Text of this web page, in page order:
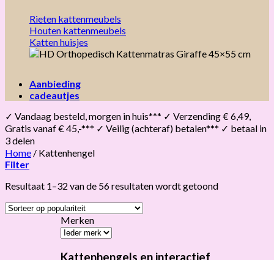
Rieten kattenmeubels
Houten kattenmeubels
Katten huisjes
Aanbieding
cadeautjes
✓ Vandaag besteld, morgen in huis*** ✓ Verzending € 6,49,
Gratis vanaf € 45,-*** ✓ Veilig (achteraf) betalen*** ✓ betaal in
3 delen
Home / Kattenhengel
Filter
Resultaat 1–32 van de 56 resultaten wordt getoondGesorteerd
Merken
Kattenhengels en interactief